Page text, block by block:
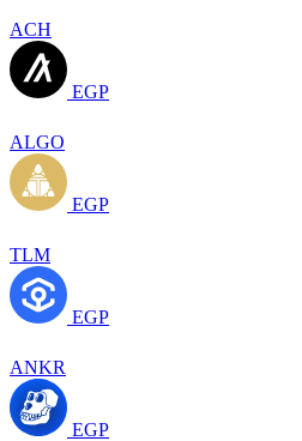
ACH
EGP
ALGO
EGP
TLM
EGP
ANKR
EGP